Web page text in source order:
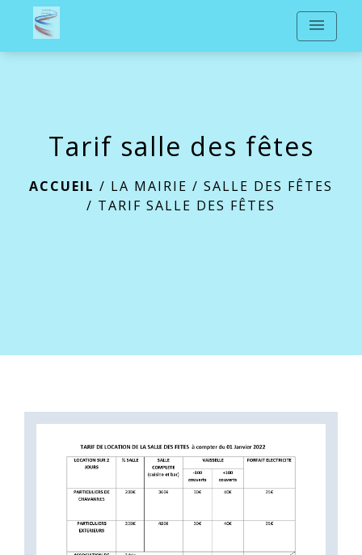
menu
Tarif salle des fêtes
ACCUEIL / LA MAIRIE / SALLE DES FÊTES
/ TARIF SALLE DES FÊTES